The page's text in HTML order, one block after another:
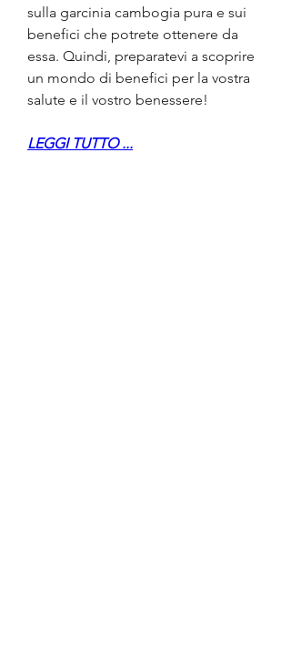
sulla garcinia cambogia pura e sui
benefici che potrete ottenere da
essa. Quindi, preparatevi a scoprire
un mondo di benefici per la vostra
salute e il vostro benessere!
LEGGI TUTTO ...